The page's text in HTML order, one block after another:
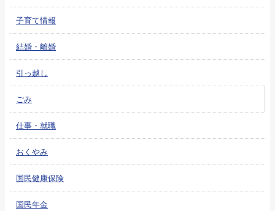
子育て情報
結婚・離婚
引っ越し
ごみ
仕事・就職
おくやみ
国民健康保険
国民年金